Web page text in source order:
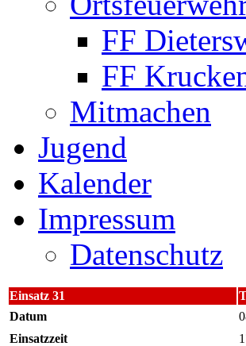
FF
FF
Mitmachen
Jugend
Kalender
Impressum
Datenschutz
Einsatz 31
Datum
Einsatzzeit